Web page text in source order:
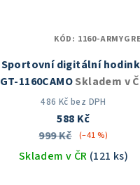
Sportovní digitální
GT-1160CAMOSkladem v
486 Kč bez DPH
588 Kč
999 Kč
(–41 %)
Skladem v ČR (121 ks)
KÓD: 1160-